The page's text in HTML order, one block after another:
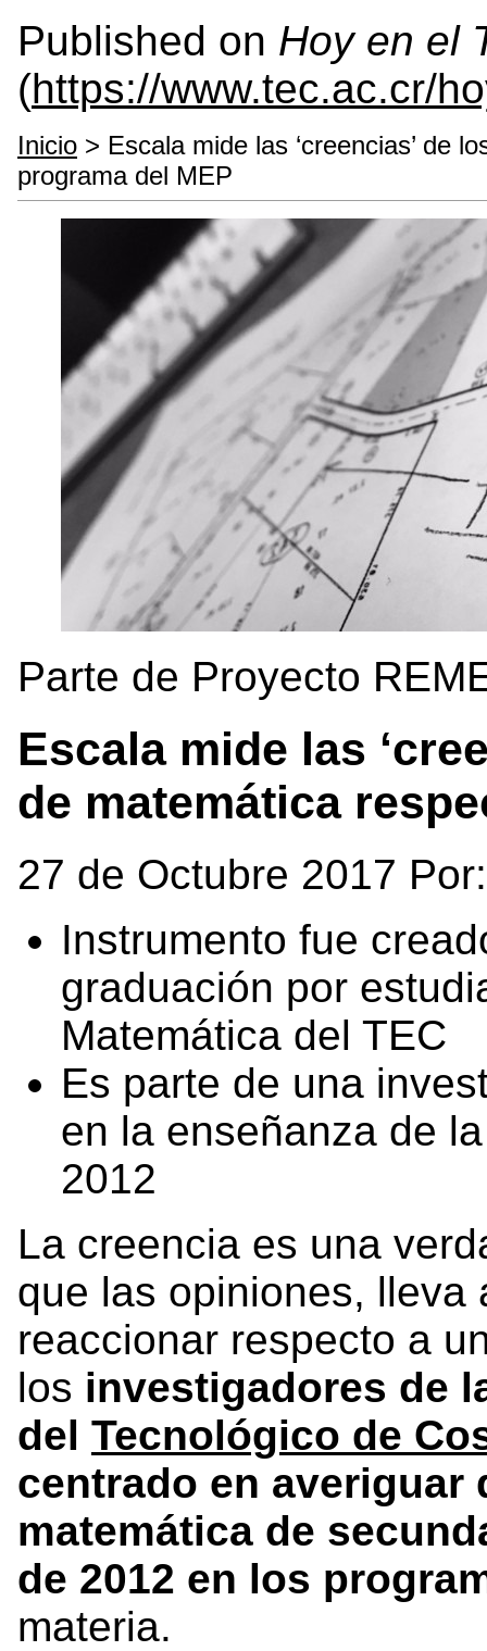
Published on Hoy en el
(https://www.tec.ac.cr/
Inicio > Escala mide las ‘creencias’ de
programa del MEP
Parte de Proyecto
Escala mide las
de matemática
27 de Octubre 2017
Instrumento fue
graduación por
Matemática del TEC
Es parte de una
en la enseñanza de
2012
La creencia es una
que las opiniones, lleva
reaccionar respecto a
los investigadores de
del Tecnológico de
centrado en averiguar
matemática de
de 2012 en los
materia.